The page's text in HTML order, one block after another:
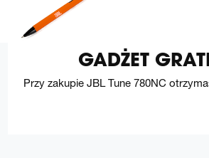
GADŻET
Przy zakupie JBL Tune 780NC